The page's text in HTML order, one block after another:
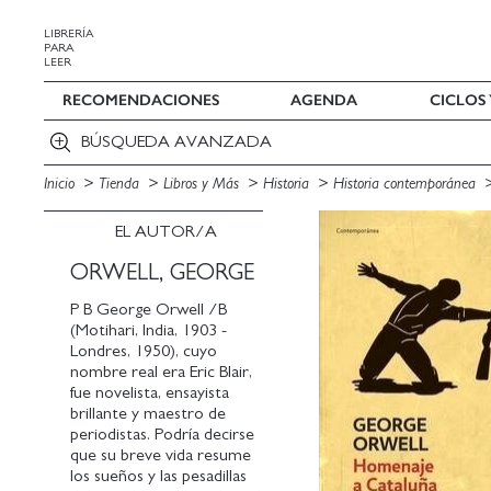
LIBRERÍA
PARA
LEER
RECOMENDACIONES AGENDA CICLOS
BÚSQUEDA AVANZADA
Inicio Tienda Libros y Más Historia Historia contemporánea
EL AUTOR/A
ORWELL, GEORGE
P B George Orwell /B
(Motihari, India, 1903 -
Londres, 1950), cuyo
nombre real era Eric Blair,
fue novelista, ensayista
brillante y maestro de
periodistas. Podría decirse
que su breve vida resume
los sueños y las pesadillas